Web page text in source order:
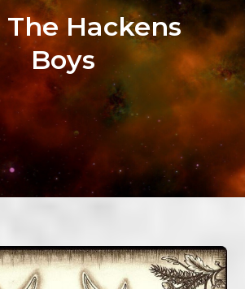
The Hackens
Boys